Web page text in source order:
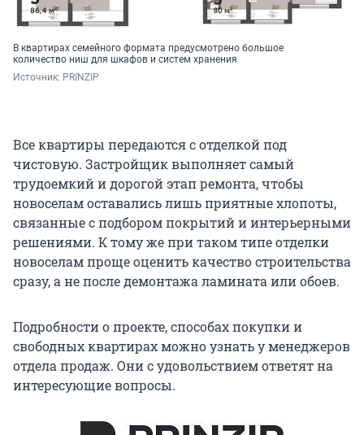
В квартирах семейного формата предусмотрено большое
количество ниш для шкафов и систем хранения
Источник: PRINZIP
Все квартиры передаются с отделкой под
чистовую. Застройщик выполняет самый
трудоемкий и дорогой этап ремонта, чтобы
новоселам оставались лишь приятные хлопоты,
связанные с подбором покрытий и интерьерными
решениями. К тому же при таком типе отделки
новоселам проще оценить качество строительства
сразу, а не после демонтажа ламината или обоев.
Подробности о проекте, способах покупки и
свободных квартирах можно узнать у менеджеров
отдела продаж. Они с удовольствием ответят на
интересующие вопросы.